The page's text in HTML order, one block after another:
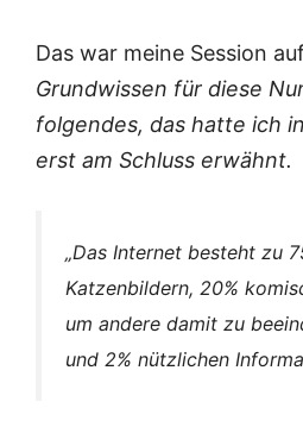
Das war meine Session
Grundwissen für diese
folgendes, das hatte ich
erst am Schluss erwähnt.
„Das Internet besteht zu
Katzenbildern, 20%
um andere damit zu
und 2% nützlichen